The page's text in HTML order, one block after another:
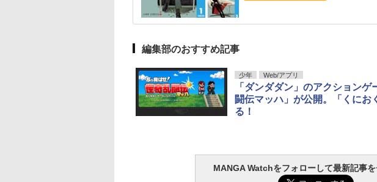
編集部のおすすめ記事
少年 Web/アプリ
「ダンダダン」のアクション
闘伝マッハ」が公開。「くにお
る！
MANGA Watchをフォローして最新記事を